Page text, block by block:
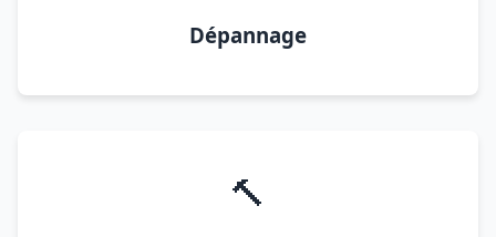
Dépannage
🔨